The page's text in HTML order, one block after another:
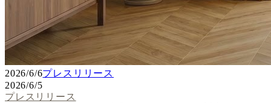
2026/6/6プレスリリース
2026/6/5
プレスリリース